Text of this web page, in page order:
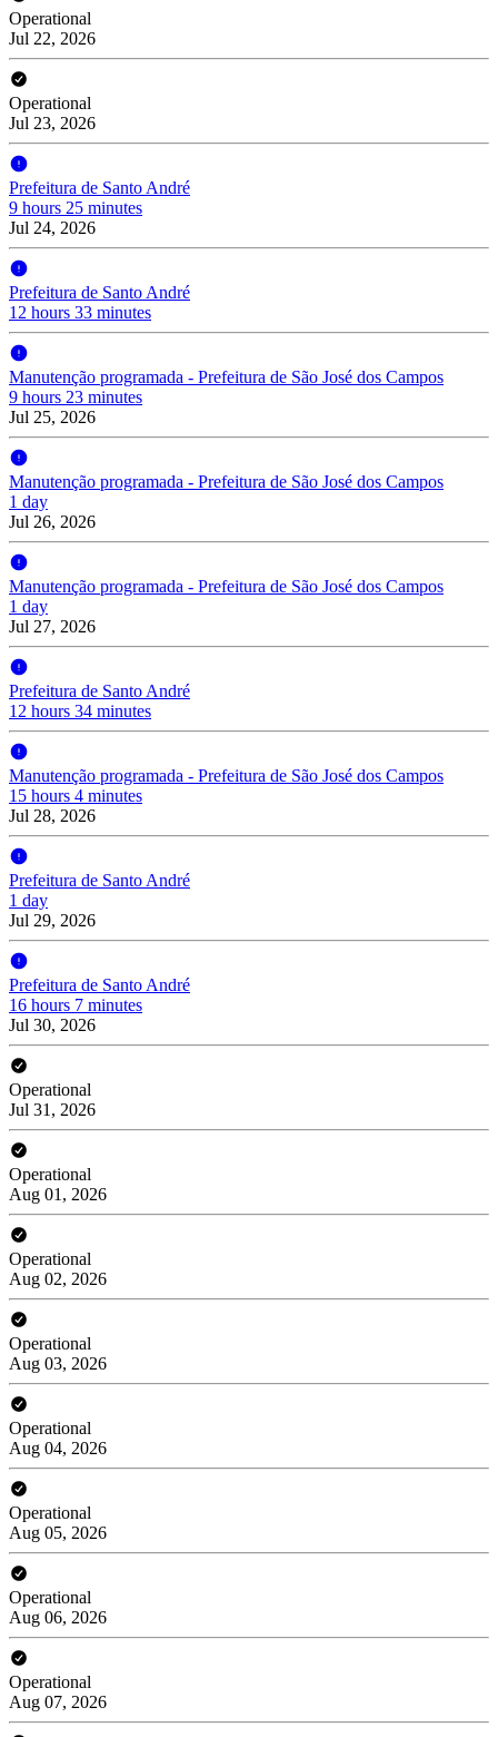
Operational
Jul 22, 2026
Operational
Jul 23, 2026
Prefeitura de Santo André
9 hours 25 minutes
Jul 24, 2026
Prefeitura de Santo André
12 hours 33 minutes
Manutenção programada - Prefeitura de São José dos Campos
9 hours 23 minutes
Jul 25, 2026
Manutenção programada - Prefeitura de São José dos Campos
1 day
Jul 26, 2026
Manutenção programada - Prefeitura de São José dos Campos
1 day
Jul 27, 2026
Prefeitura de Santo André
12 hours 34 minutes
Manutenção programada - Prefeitura de São José dos Campos
15 hours 4 minutes
Jul 28, 2026
Prefeitura de Santo André
1 day
Jul 29, 2026
Prefeitura de Santo André
16 hours 7 minutes
Jul 30, 2026
Operational
Jul 31, 2026
Operational
Aug 01, 2026
Operational
Aug 02, 2026
Operational
Aug 03, 2026
Operational
Aug 04, 2026
Operational
Aug 05, 2026
Operational
Aug 06, 2026
Operational
Aug 07, 2026